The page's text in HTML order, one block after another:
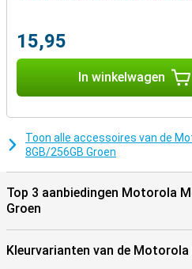
15,95
In winkelwagen
Toon alle accessoires van de
8GB/256GB Groen
Top 3 aanbiedingen Motorola
Groen
Kleurvarianten van de Motorola